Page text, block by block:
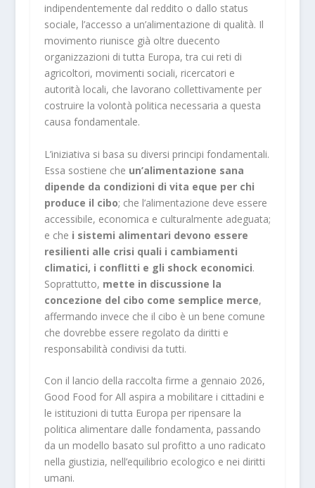
indipendentemente dal reddito o dallo status
sociale, l’accesso a un’alimentazione di qualità. Il
movimento riunisce già oltre duecento
organizzazioni di tutta Europa, tra cui reti di
agricoltori, movimenti sociali, ricercatori e
autorità locali, che lavorano collettivamente per
costruire la volontà politica necessaria a questa
causa fondamentale.
L’iniziativa si basa su diversi principi fondamentali.
Essa sostiene che un’alimentazione sana
dipende da condizioni di vita eque per chi
produce il cibo; che l’alimentazione deve essere
accessibile, economica e culturalmente adeguata;
e che i sistemi alimentari devono essere
resilienti alle crisi quali i cambiamenti
climatici, i conflitti e gli shock economici.
Soprattutto, mette in discussione la
concezione del cibo come semplice merce,
affermando invece che il cibo è un bene comune
che dovrebbe essere regolato da diritti e
responsabilità condivisi da tutti.
Con il lancio della raccolta firme a gennaio 2026,
Good Food for All aspira a mobilitare i cittadini e
le istituzioni di tutta Europa per ripensare la
politica alimentare dalle fondamenta, passando
da un modello basato sul profitto a uno radicato
nella giustizia, nell’equilibrio ecologico e nei diritti
umani.